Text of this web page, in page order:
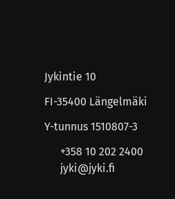
Jykintie 10
FI-35400 Längelmäki
Y-tunnus 1510807-3
+358 10 202 2400
jyki@jyki.fi